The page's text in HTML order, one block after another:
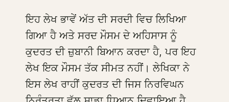
ਇਹ ਲੇਖ ਭਾਵੇਂ ਅੱਤ ਦੀ ਸਰਦੀ ਵਿਚ ਲਿਖਿਆ
ਗਿਆ ਹੈ ਅਤੇ ਸਰਦ ਮੌਸਮ ਦੇ ਅਹਿਸਾਸ ਨੂੰ
ਕੁਦਰਤ ਦੀ ਜ਼ੁਬਾਨੀ ਬਿਆਨ ਕਰਦਾ ਹੈ, ਪਰ ਇਹ
ਲੇਖ ਇਕ ਮੌਸਮ ਤੱਕ ਸੀਮਤ ਨਹੀਂ। ਲੇਖਿਕਾ ਨੇ
ਇਸ ਲੇਖ ਰਾਹੀਂ ਕੁਦਰਤ ਦੀ ਜਿਸ ਨਿਰਵਿਘਨ